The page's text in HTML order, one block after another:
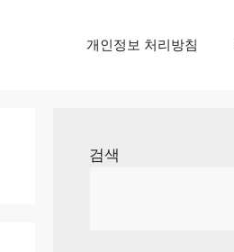
개인정보 처리방침
검색